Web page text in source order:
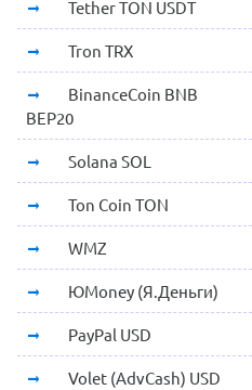
Tether TON USDT
Tron TRX
BinanceCoin BNB
BEP20
Solana SOL
Ton Coin TON
WMZ
ЮMoney (Я.Деньги)
PayPal USD
Volet (AdvCash) USD